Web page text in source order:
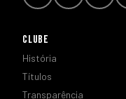
CLUBE
História
Títulos
Transparência